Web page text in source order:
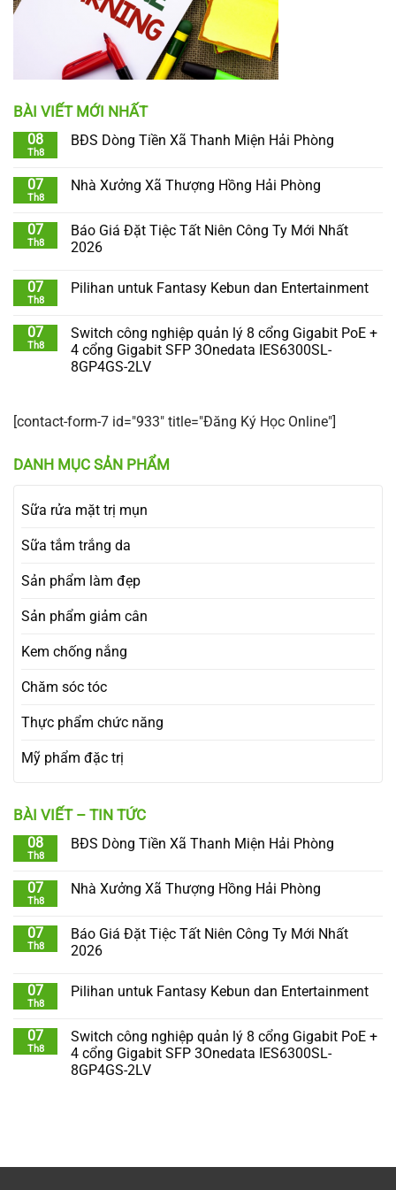
BÀI VIẾT MỚI NHẤT
08
Th8
BĐS Dòng Tiền Xã Thanh Miện Hải Phòng
07
Th8
Nhà Xưởng Xã Thượng Hồng Hải Phòng
07
Th8
Báo Giá Đặt Tiệc Tất Niên Công Ty Mới Nhất
2026
07
Th8
Pilihan untuk Fantasy Kebun dan Entertainment
07
Th8
Switch công nghiệp quản lý 8 cổng Gigabit PoE +
4 cổng Gigabit SFP 3Onedata IES6300SL-
8GP4GS-2LV
[contact-form-7 id="933" title="Đăng Ký Học Online"]
DANH MỤC SẢN PHẨM
Sữa rửa mặt trị mụn
Sữa tắm trắng da
Sản phẩm làm đẹp
Sản phẩm giảm cân
Kem chống nắng
Chăm sóc tóc
Thực phẩm chức năng
Mỹ phẩm đặc trị
BÀI VIẾT – TIN TỨC
08
Th8
BĐS Dòng Tiền Xã Thanh Miện Hải Phòng
07
Th8
Nhà Xưởng Xã Thượng Hồng Hải Phòng
07
Th8
Báo Giá Đặt Tiệc Tất Niên Công Ty Mới Nhất
2026
07
Th8
Pilihan untuk Fantasy Kebun dan Entertainment
07
Th8
Switch công nghiệp quản lý 8 cổng Gigabit PoE +
4 cổng Gigabit SFP 3Onedata IES6300SL-
8GP4GS-2LV